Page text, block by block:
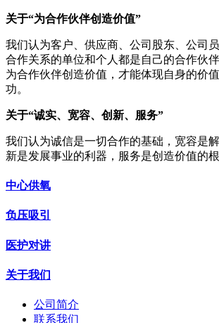
关于“为合作伙伴创造价值”
我们认为客户、供应商、公司股东、公司
合作关系的单位和个人都是自己的合作伙
为合作伙伴创造价值，才能体现自身的价
功。
关于“诚实、宽容、创新、服务”
我们认为诚信是一切合作的基础，宽容是
新是发展事业的利器，服务是创造价值的根
中心供氧
负压吸引
医护对讲
关于我们
公司简介
联系我们